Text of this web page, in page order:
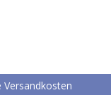
Versandkosten